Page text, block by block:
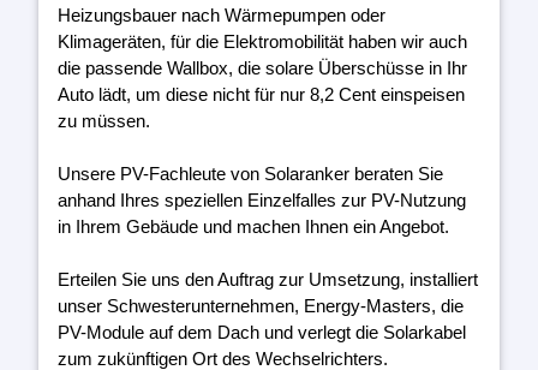
Heizungsbauer nach Wärmepumpen oder
Klimageräten, für die Elektromobilität haben wir auch
die passende Wallbox, die solare Überschüsse in Ihr
Auto lädt, um diese nicht für nur 8,2 Cent einspeisen
zu müssen.
Unsere PV-Fachleute von Solaranker beraten Sie
anhand Ihres speziellen Einzelfalles zur PV-Nutzung
in Ihrem Gebäude und machen Ihnen ein Angebot.
Erteilen Sie uns den Auftrag zur Umsetzung, installiert
unser Schwesterunternehmen, Energy-Masters, die
PV-Module auf dem Dach und verlegt die Solarkabel
zum zukünftigen Ort des Wechselrichters.